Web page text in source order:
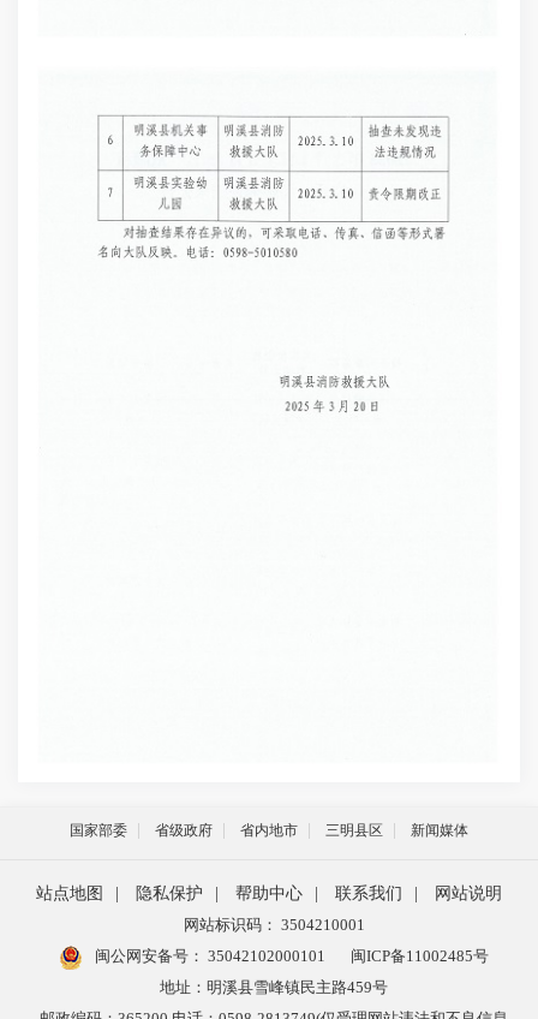
国家部委 省级政府 省内地市 三明县区 新闻媒体
站点地图 隐私保护 帮助中心 联系我们
网站说明
网站标识码： 3504210001
闽公网安备号： 35042102000101
闽ICP备11002485号
地址：明溪县雪峰镇民主路459号